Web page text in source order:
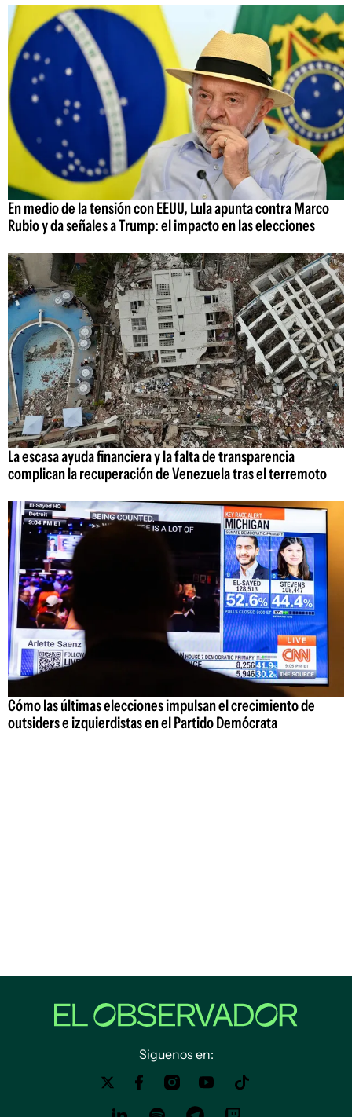
En medio de la tensión con EEUU, Lula apunta contra Marco
Rubio y da señales a Trump: el impacto en las elecciones
La escasa ayuda financiera y la falta de transparencia
complican la recuperación de Venezuela tras el terremoto
Cómo las últimas elecciones impulsan el crecimiento de
outsiders e izquierdistas en el Partido Demócrata
Siguenos en: